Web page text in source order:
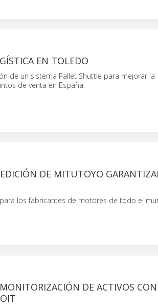
EN TOLEDO
de un sistema Pallet Shuttle para mejorar la
de venta en España.
DE MITUTOYO
los fabricantes de motores de todo el
DE ACTIVOS